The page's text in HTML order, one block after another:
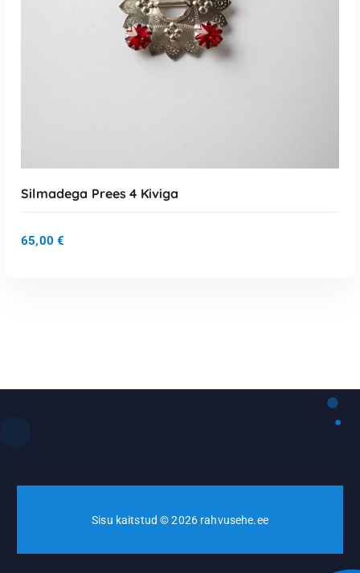
Silmadega Prees 4 Kiviga
65,00 €
Sisu kaitstud © 2026 rahvusehe.ee